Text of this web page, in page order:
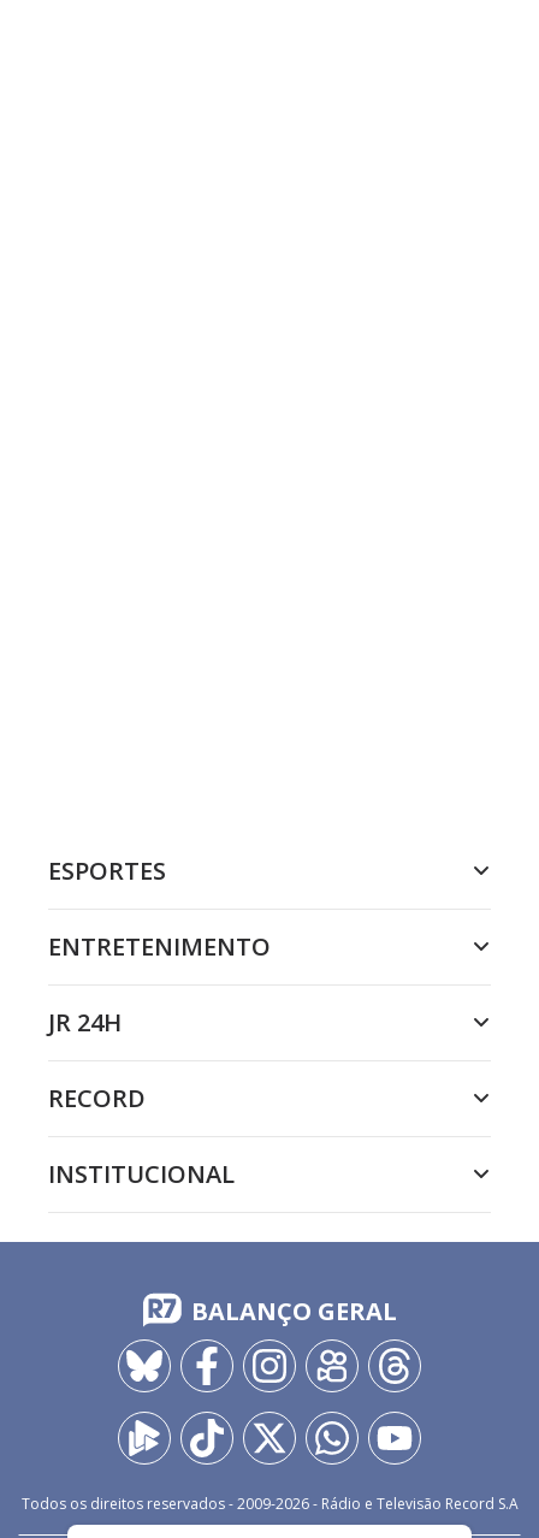
ESPORTES
ENTRETENIMENTO
JR 24H
RECORD
INSTITUCIONAL
BALANÇO GERAL
Todos os direitos reservados - 2009-2026- Rádio e Televisão Record S.A